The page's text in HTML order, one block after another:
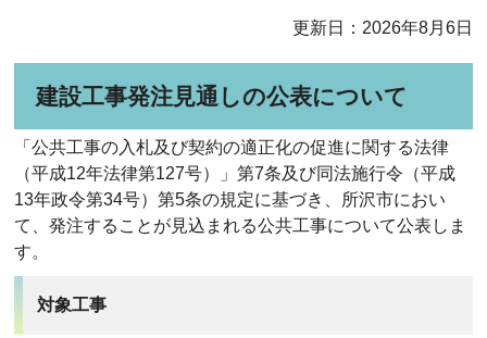
更新日：2026年8月6日
建設工事発注見通しの公表について
「公共工事の入札及び契約の適正化の促進に関する法律
（平成12年法律第127号）」第7条及び同法施行令（平成
13年政令第34号）第5条の規定に基づき、所沢市におい
て、発注することが見込まれる公共工事について公表しま
す。
対象工事